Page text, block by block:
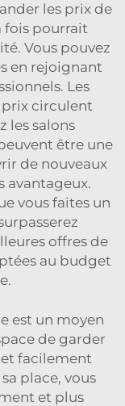
les prix de
fois pourrait
Vous pouvez
en rejoignant
Les
circulent
les salons
être une
de nouveaux
avantageux.
vous faites un
offres de
au budget
est un moyen
de garder
facilement
place, vous
et plus